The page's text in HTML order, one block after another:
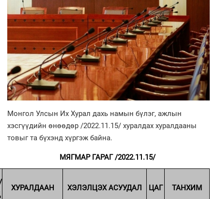
Монгол Улсын Их Хурал дахь намын бүлэг, ажлын
хэсгүүдийн өнөөдөр /2022.11.15/ хуралдах хуралдааны
товыг та бүхэнд хүргэж байна.
МЯГМАР ГАРАГ /2022.11.15/
ХУРАЛДААН ХЭЛЭЛЦЭХ АСУУДАЛ ЦАГ ТАНХИМ